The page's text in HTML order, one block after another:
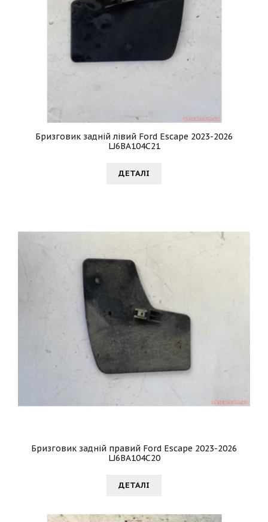
Бризговик задній лівий Ford Escape 2023-2026
LJ6BA104C21
ДЕТАЛI
Бризговик задній правий Ford Escape 2023-2026
LJ6BA104C20
ДЕТАЛI